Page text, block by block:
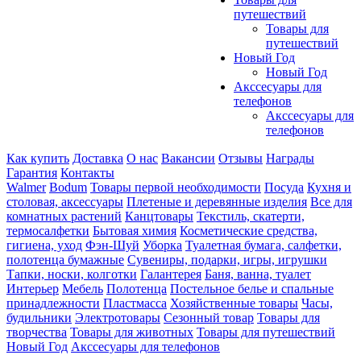
путешествий
Товары для
путешествий
Новый Год
Новый Год
Акссесуары для
телефонов
Акссесуары для
телефонов
Как купить Доставка О нас Вакансии Отзывы Награды
Гарантия Контакты
Walmer Bodum Товары первой необходимости Посуда Кухня и
столовая, аксессуары Плетеные и деревянные изделия Все для
комнатных растений Канцтовары Текстиль, скатерти,
термосалфетки Бытовая химия Косметические средства,
гигиена, уход Фэн-Шуй Уборка Туалетная бумага, салфетки,
полотенца бумажные Сувениры, подарки, игры, игрушки
Тапки, носки, колготки Галантерея Баня, ванна, туалет
Интерьер Мебель Полотенца Постельное белье и спальные
принадлежности Пластмасса Хозяйственные товары Часы,
будильники Электротовары Сезонный товар Товары для
творчества Товары для животных Товары для путешествий
Новый Год Акссесуары для телефонов